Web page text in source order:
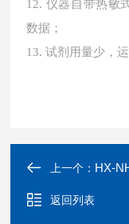
12. 仪器自带热敏
数据；
13. 试剂用量少，
上一个： HX-NH-
返回列表